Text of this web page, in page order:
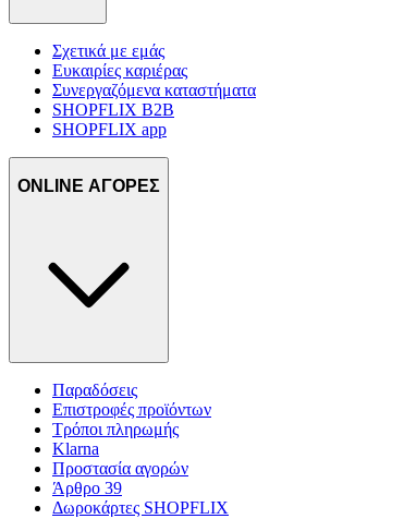
Σχετικά με εμάς
Ευκαιρίες καριέρας
Συνεργαζόμενα καταστήματα
SHOPFLIX B2B
SHOPFLIX app
ONLINE ΑΓΟΡΕΣ
Παραδόσεις
Επιστροφές προϊόντων
Τρόποι πληρωμής
Klarna
Προστασία αγορών
Άρθρο 39
Δωροκάρτες SHOPFLIX